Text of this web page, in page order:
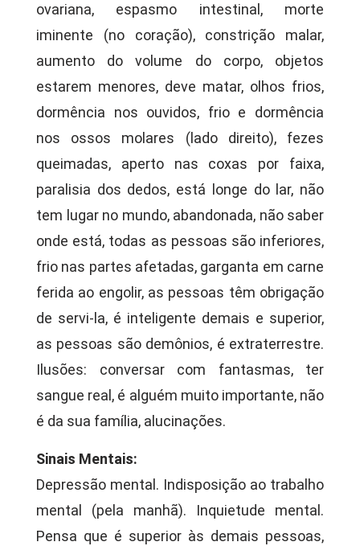
ovariana, espasmo intestinal, morte
iminente (no coração), constrição malar,
aumento do volume do corpo, objetos
estarem menores, deve matar, olhos frios,
dormência nos ouvidos, frio e dormência
nos ossos molares (lado direito), fezes
queimadas, aperto nas coxas por faixa,
paralisia dos dedos, está longe do lar, não
tem lugar no mundo, abandonada, não saber
onde está, todas as pessoas são inferiores,
frio nas partes afetadas, garganta em carne
ferida ao engolir, as pessoas têm obrigação
de servi-la, é inteligente demais e superior,
as pessoas são demônios, é extraterrestre.
Ilusões: conversar com fantasmas, ter
sangue real, é alguém muito importante, não
é da sua família, alucinações.
Sinais Mentais:
Depressão mental. Indisposição ao trabalho
mental (pela manhã). Inquietude mental.
Pensa que é superior às demais pessoas,